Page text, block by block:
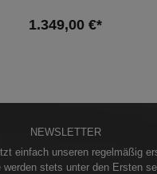
Diese Leistung kann1.349,00 €*
NEWSLETTER
einfach unseren regelmäßig
werden stets unter den Ersten